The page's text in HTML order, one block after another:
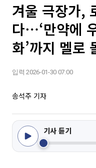
겨울 극장가,
다⋯‘만약에
화’까지 멜로
입력 2026-01-30 07:00
송석주 기자
기사 듣기